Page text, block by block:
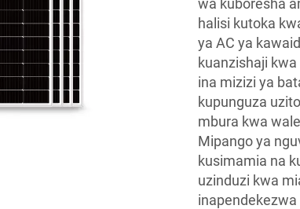
wa kuboresha
halisi kutoka
ya AC ya
kuanzishaji
ina mizizi ya
kupunguza
mbura kwa
Mipango ya
kusimamia na
uzinduzi kwa